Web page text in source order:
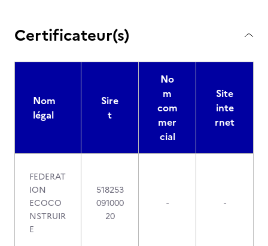
Certificateur(s)
Nom
légal
Sire
t
No
m
com
mer
cial
Site
inte
rnet
FEDERAT
ION
ECOCO
NSTRUIR
E
518253
091000
20
- -